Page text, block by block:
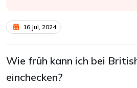
16 Jul, 2024
Wie früh kann ich bei
einchecken?